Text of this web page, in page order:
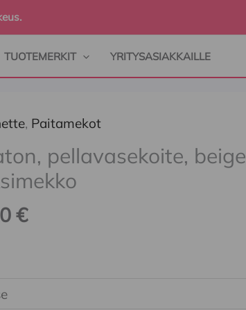
TUOTEMERKIT YRITYSASIAKKAILLE
, Paitamekot
pellavasekoite, beige
€